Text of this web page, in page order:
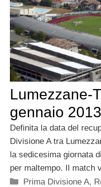
Lumezzane-
gennaio 2013
Definita la data del
Divisione A tra
la sedicesima giornata
per maltempo. Il match
Categorie
Prima Divisione A,